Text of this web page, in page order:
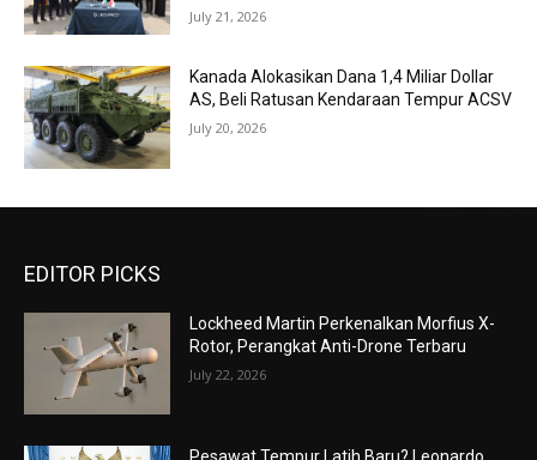
July 21, 2026
Kanada Alokasikan Dana 1,4 Miliar Dollar
AS, Beli Ratusan Kendaraan Tempur ACSV
July 20, 2026
EDITOR PICKS
Lockheed Martin Perkenalkan Morfius X-
Rotor, Perangkat Anti-Drone Terbaru
July 22, 2026